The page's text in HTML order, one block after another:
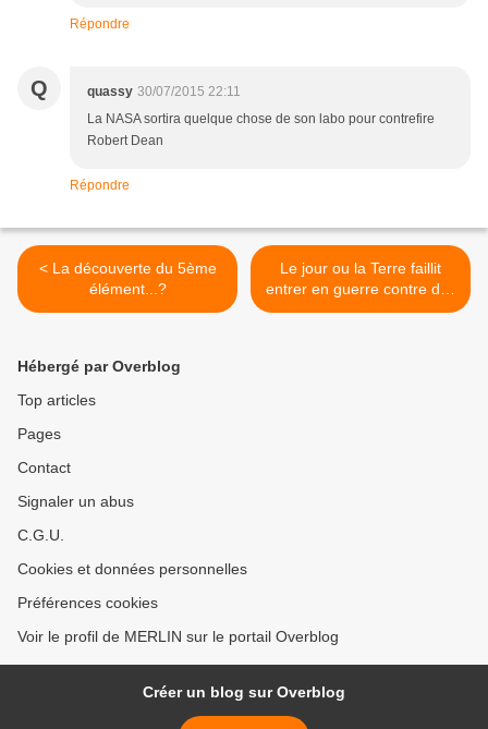
Répondre
Q quassy 30/07/2015 22:11
La NASA sortira quelque chose de son labo pour contrefire
Robert Dean
Répondre
< La découverte du 5ème
élément...?
Le jour ou la Terre faillit
entrer en guerre contre des
extraterrestres… ! >
Hébergé par Overblog
Top articles
Pages
Contact
Signaler un abus
C.G.U.
Cookies et données personnelles
Préférences cookies
Voir le profil de MERLIN sur le portail Overblog
Créer un blog sur Overblog